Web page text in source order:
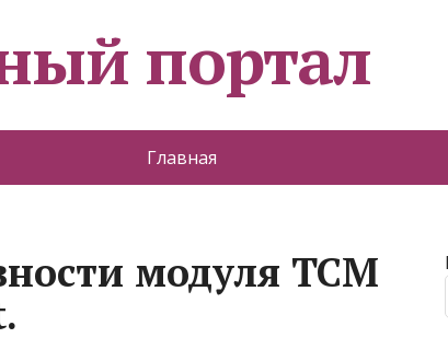
портал
Главная
модуля ТСМ